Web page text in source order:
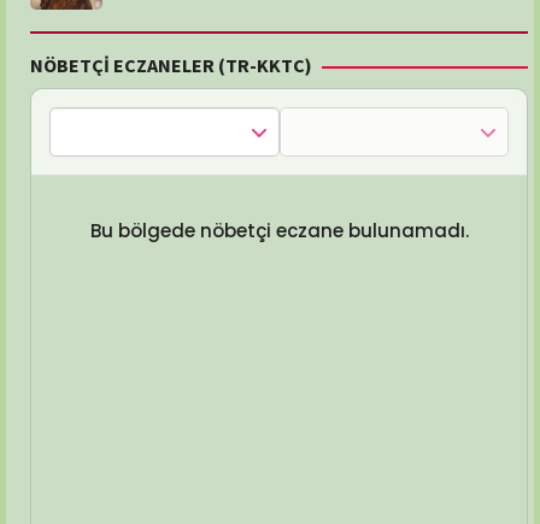
NÖBETÇİ ECZANELER (TR-KKTC)
Bu bölgede nöbetçi eczane bulunamadı.